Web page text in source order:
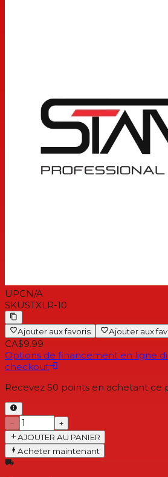
UPCN/A
SKUSTXLR-10
Ajouter aux favoris Ajouter aux
CA$9.99
Options de financement en ligne
checkout
Recevez 50 points en achetant ce
−
+
AJOUTER AU PANIER
Acheter maintenant